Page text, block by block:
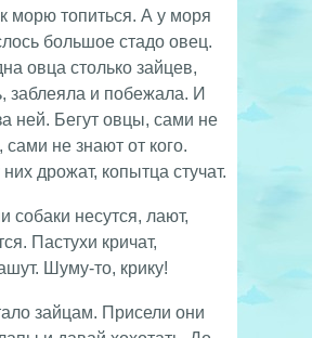
морю топиться. А у моря
большое стадо овец.
овца столько зайцев,
заблеяла и побежала. И
ней. Бегут овцы, сами не
сами не знают от кого.
дрожат, копытца стучат.
собаки несутся, лают,
Пастухи кричат,
Шуму-то, крику!
зайцам. Присели они